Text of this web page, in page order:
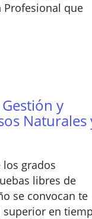
Profesional que
y
Naturales
grados
libres de
se convocan te
en